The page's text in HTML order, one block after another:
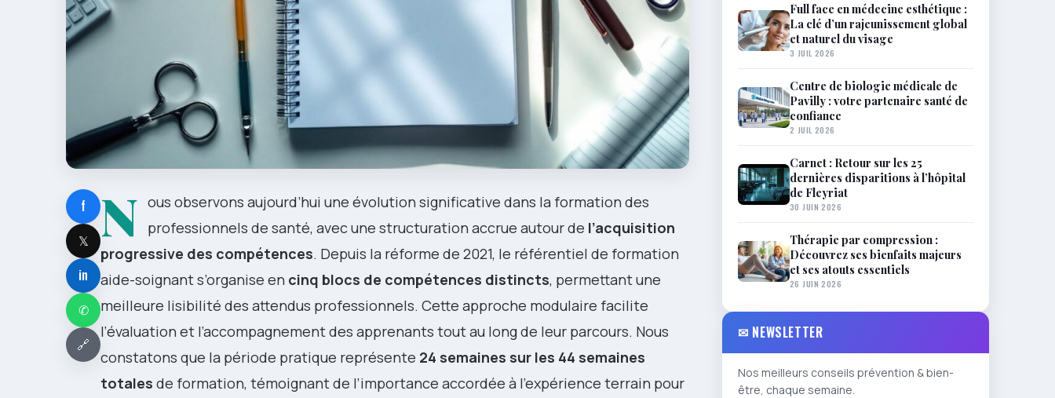
f
𝕏
in
✆
🔗
N ous observons aujourd’hui une évolution significative dans la formation des
professionnels de santé, avec une structuration accrue autour de l’acquisition
progressive des compétences. Depuis la réforme de 2021, le référentiel de formation
aide-soignant s’organise en cinq blocs de compétences distincts, permettant une
meilleure lisibilité des attendus professionnels. Cette approche modulaire facilite
l’évaluation et l’accompagnement des apprenants tout au long de leur parcours. Nous
constatons que la période pratique représente 24 semaines sur les 44 semaines
totales de formation, témoignant de l’importance accordée à l’expérience terrain pour
Full face en médecine esthétique :
La clé d’un rajeunissement global
et naturel du visage
3 JUIL 2026
Centre de biologie médicale de
Pavilly : votre partenaire santé de
confiance
2 JUIL 2026
Carnet : Retour sur les 25
dernières disparitions à l’hôpital
de Fleyriat
30 JUIN 2026
Thérapie par compression :
Découvrez ses bienfaits majeurs
et ses atouts essentiels
26 JUIN 2026
✉ NEWSLETTER
Nos meilleurs conseils prévention & bien-
être, chaque semaine.